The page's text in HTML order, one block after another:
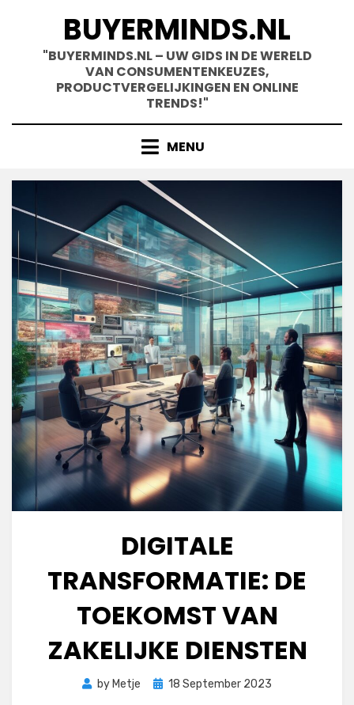
content
BUYERMINDS.NL
"BUYERMINDS.NL – UW GIDS IN DE WERELD
VAN CONSUMENTENKEUZES,
PRODUCTVERGELIJKINGEN EN ONLINE
TRENDS!"
MENU
DIGITALE
TRANSFORMATIE: DE
TOEKOMST VAN
ZAKELIJKE DIENSTEN
by Metje
Posted
18 September 2023